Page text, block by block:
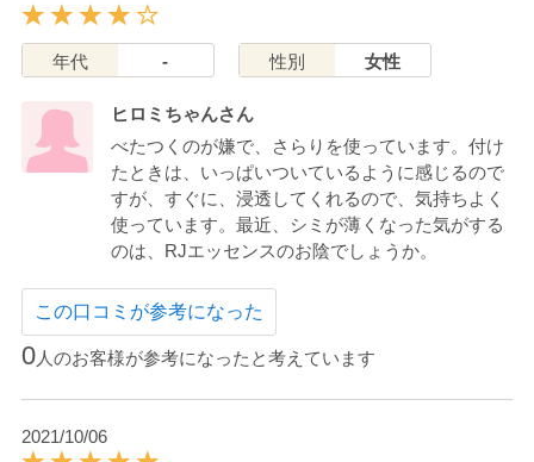
年代 - 性別 女性
ヒロミちゃんさん
べたつくのが嫌で、さらりを使っています。付け
たときは、いっぱいついているように感じるので
すが、すぐに、浸透してくれるので、気持ちよく
使っています。最近、シミが薄くなった気がする
のは、RJエッセンスのお陰でしょうか。
この口コミが参考になった
0人のお客様が参考になったと考えています
2021/10/06